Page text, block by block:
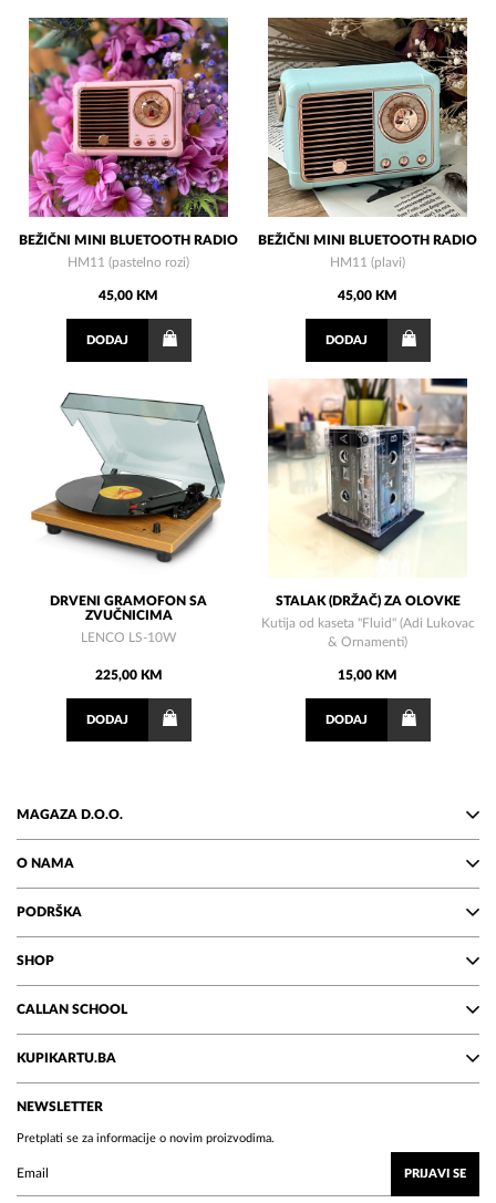
BEŽIČNI MINI BLUETOOTH RADIO
HM11 (pastelno rozi)
45,00 KM
DODAJ
BEŽIČNI MINI BLUETOOTH RADIO
HM11 (plavi)
45,00 KM
DODAJ
DRVENI GRAMOFON SA
ZVUČNICIMA
LENCO LS-10W
225,00 KM
DODAJ
STALAK (DRŽAČ) ZA OLOVKE
Kutija od kaseta "Fluid" (Adi Lukovac
& Ornamenti)
15,00 KM
DODAJ
MAGAZA D.O.O.
O NAMA
PODRŠKA
SHOP
CALLAN SCHOOL
KUPIKARTU.BA
NEWSLETTER
Pretplati se za informacije o novim proizvodima.
PRIJAVI SE